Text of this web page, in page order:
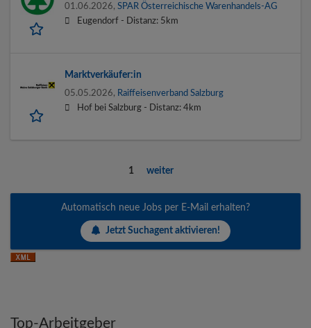
01.06.2026, SPAR Österreichische Warenhandels-AG
Eugendorf -
Distanz: 5km
Marktverkäufer:in
05.05.2026, Raiffeisenverband Salzburg
Hof bei Salzburg -
Distanz: 4km
1 weiter
Automatisch neue Jobs per E-Mail erhalten?
Jetzt Suchagent aktivieren!
Top-Arbeitgeber